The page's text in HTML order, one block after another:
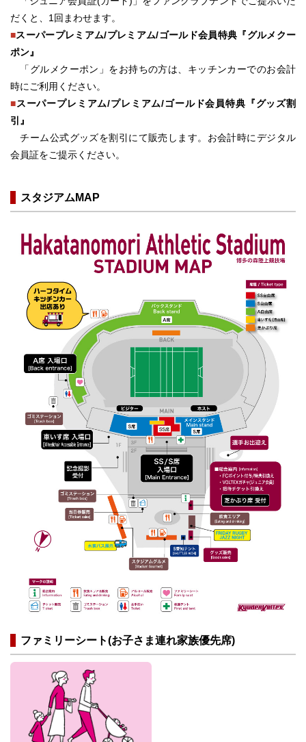
だくと、1回まわせます。
■スーパープレミアム/プレミアム/ゴールド会員特典『グルメクー
ポン』
「グルメクーポン」をお持ちの方は、キッチンカーでのお会計
時にご利用ください。
■スーパープレミアム/プレミアム/ゴールド会員特典『グッズ割
引』
チーム公式グッズを割引にて販売します。お会計時にデジタル
会員証をご提示ください。
スタジアムMAP
ファミリーシート(お子さま連れ家族優先席)